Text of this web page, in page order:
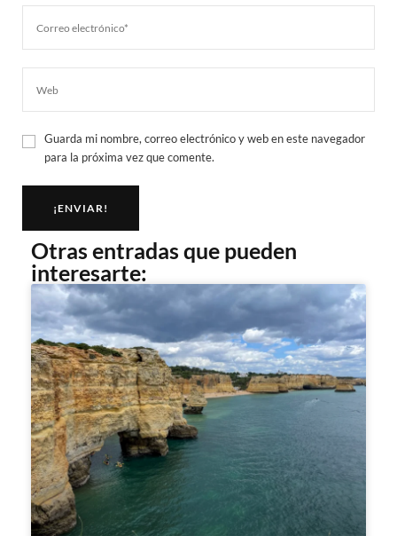
Guarda mi nombre, correo electrónico y web en este navegador
para la próxima vez que comente.
Otras entradas que pueden
interesarte: